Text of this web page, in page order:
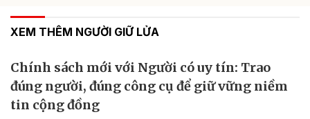
XEM THÊM NGƯỜI GIỮ LỬA
Chính sách mới với Người có uy tín: Trao
đúng người, đúng công cụ để giữ vững niềm
tin cộng đồng